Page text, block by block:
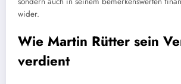
wider.
Wie Martin Rütter sein
verdient